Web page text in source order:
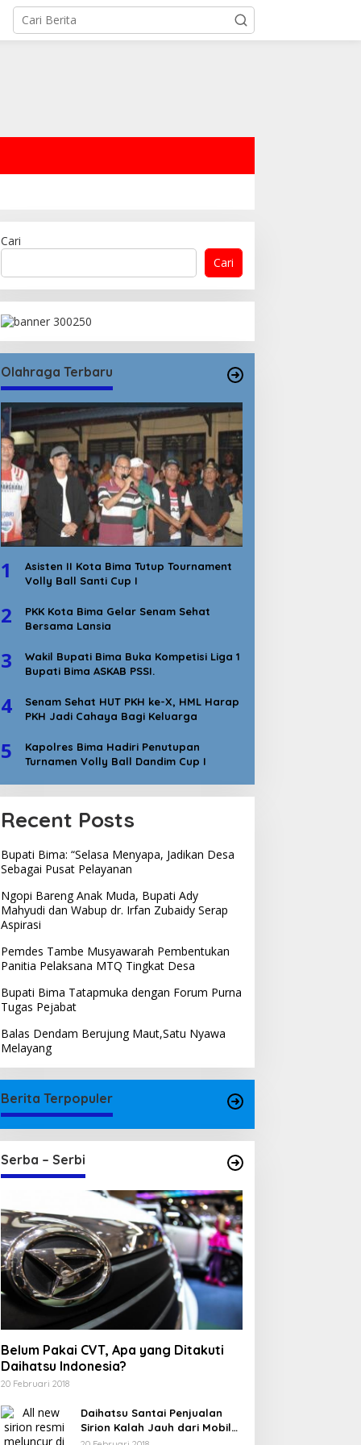
Cari
Cari
Olahraga Terbaru
1
Asisten II Kota Bima Tutup Tournament
Volly Ball Santi Cup I
2
PKK Kota Bima Gelar Senam Sehat
Bersama Lansia
3
Wakil Bupati Bima Buka Kompetisi Liga 1
Bupati Bima ASKAB PSSI.
4
Senam Sehat HUT PKH ke-X, HML Harap
PKH Jadi Cahaya Bagi Keluarga
5
Kapolres Bima Hadiri Penutupan
Turnamen Volly Ball Dandim Cup I
Recent Posts
Bupati Bima: “Selasa Menyapa, Jadikan Desa
Sebagai Pusat Pelayanan
Ngopi Bareng Anak Muda, Bupati Ady
Mahyudi dan Wabup dr. Irfan Zubaidy Serap
Aspirasi
Pemdes Tambe Musyawarah Pembentukan
Panitia Pelaksana MTQ Tingkat Desa
Bupati Bima Tatapmuka dengan Forum Purna
Tugas Pejabat
Balas Dendam Berujung Maut,Satu Nyawa
Melayang
Berita Terpopuler
Serba – Serbi
Belum Pakai CVT, Apa yang Ditakuti
Daihatsu Indonesia?
20 Februari 2018
Daihatsu Santai Penjualan
Sirion Kalah Jauh dari Mobil
LCGC